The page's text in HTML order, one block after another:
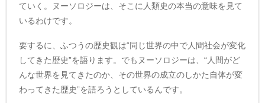
ていく。ヌーソロジーは、そこに人類史の本当の意味を見て
いるわけです。
要するに、ふつうの歴史観は“同じ世界の中で人間社会が変化
してきた歴史”を語ります。でもヌーソロジーは、“人間がど
んな世界を見てきたのか、その世界の成立のしかた自体が変
わってきた歴史”を語ろうとしているんです。